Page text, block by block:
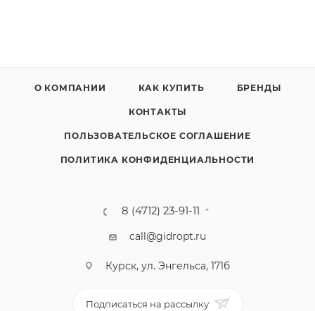
О КОМПАНИИ КАК КУПИТЬ БРЕНДЫ
КОНТАКТЫ
ПОЛЬЗОВАТЕЛЬСКОЕ СОГЛАШЕНИЕ
ПОЛИТИКА КОНФИДЕНЦИАЛЬНОСТИ
8 (4712) 23-91-11
call@gidropt.ru
Курск, ул. Энгельса, 171б
Подписаться на рассылку